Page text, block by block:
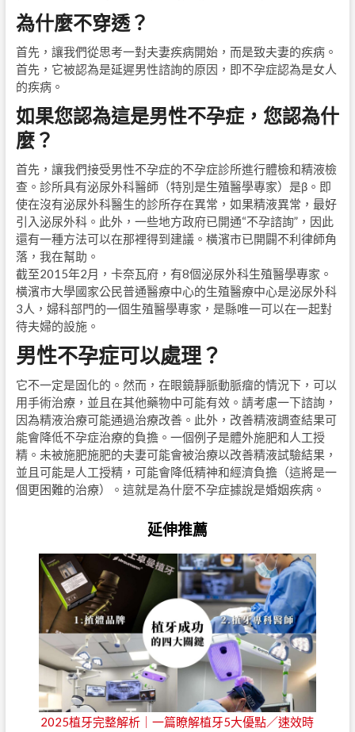
為什麼不穿透？
首先，讓我們從思考一對夫妻疾病開始，而是致夫妻的疾病。
首先，它被認為是延遲男性諮詢的原因，即不孕症認為是女人
的疾病。
如果您認為這是男性不孕症，您認為什
麼？
首先，讓我們接受男性不孕症的不孕症診所進行體檢和精液檢
查。診所具有泌尿外科醫師（特別是生殖醫學專家）是β。即
使在沒有泌尿外科醫生的診所存在異常，如果精液異常，最好
引入泌尿外科。此外，一些地方政府已開通“不孕諮詢”，因此
還有一種方法可以在那裡得到建議。橫濱市已開闢不利律師角
落，我在幫助。
截至2015年2月，卡奈瓦府，有8個泌尿外科生殖醫學專家。
橫濱市大學國家公民普通醫療中心的生殖醫療中心是泌尿外科
3人，婦科部門的一個生殖醫學專家，是縣唯一可以在一起對
待夫婦的設施。
男性不孕症可以處理？
它不一定是固化的。然而，在眼鏡靜脈動脈瘤的情況下，可以
用手術治療，並且在其他藥物中可能有效。請考慮一下諮詢，
因為精液治療可能通過治療改善。此外，改善精液調查結果可
能會降低不孕症治療的負擔。一個例子是體外施肥和人工授
精。未被施肥施肥的夫妻可能會被治療以改善精液試驗結果，
並且可能是人工授精，可能會降低精神和經濟負擔（這將是一
個更困難的治療）。這就是為什麼不孕症據說是婚姻疾病。
延伸推薦
2025植牙完整解析｜一篇瞭解植牙5大優點／速效時